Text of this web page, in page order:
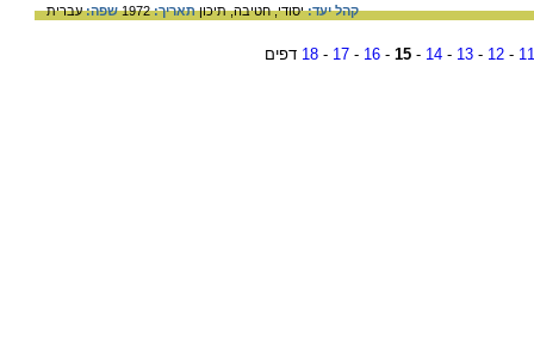
קהל יעד:יסודי,חטיבה,תיכוןתאריך:1972 שפה:עברית
11
-
12
-
13
-
14
-
15
-
16
-
17
-
18 דפים